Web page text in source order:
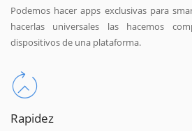
Podemos hacer apps exclusivas para
hacerlas universales las hacemos
dispositivos de una plataforma.
Rapidez